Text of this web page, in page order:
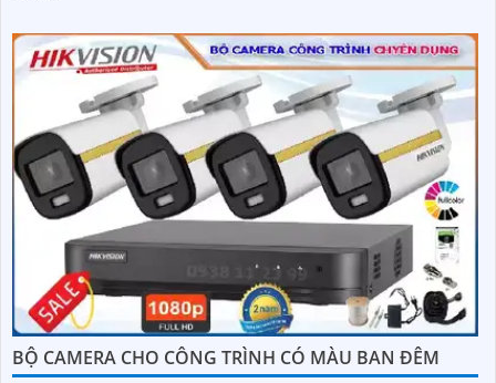
BỘ CAMERA CHO CÔNG TRÌNH CÓ MÀU BAN ĐÊM